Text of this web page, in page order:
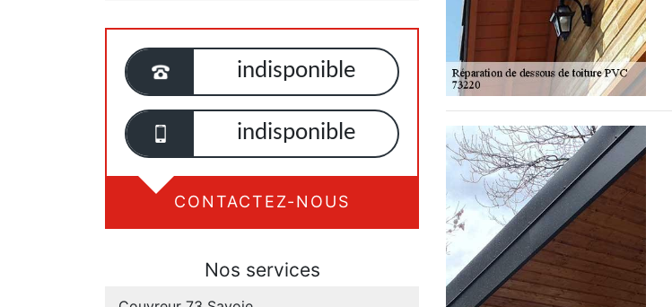
indisponible
indisponible
CONTACTEZ-NOUS
Nos services